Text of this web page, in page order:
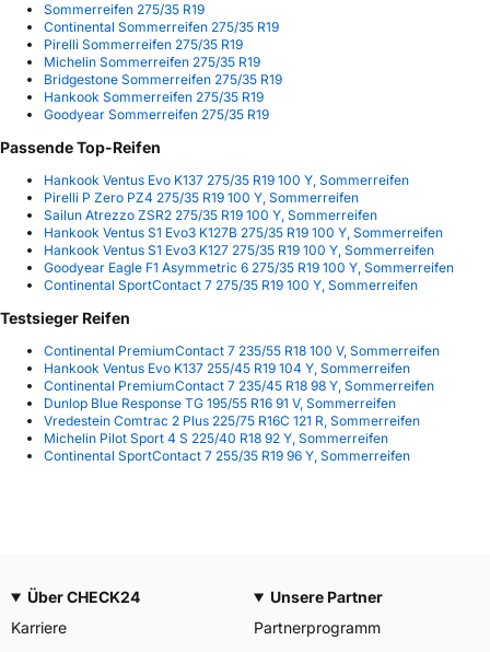
Sommerreifen 275/35 R19
Continental Sommerreifen 275/35 R19
Pirelli Sommerreifen 275/35 R19
Michelin Sommerreifen 275/35 R19
Bridgestone Sommerreifen 275/35 R19
Hankook Sommerreifen 275/35 R19
Goodyear Sommerreifen 275/35 R19
Passende Top-Reifen
Hankook Ventus Evo K137 275/35 R19 100 Y, Sommerreifen
Pirelli P Zero PZ4 275/35 R19 100 Y, Sommerreifen
Sailun Atrezzo ZSR2 275/35 R19 100 Y, Sommerreifen
Hankook Ventus S1 Evo3 K127B 275/35 R19 100 Y, Sommerreifen
Hankook Ventus S1 Evo3 K127 275/35 R19 100 Y, Sommerreifen
Goodyear Eagle F1 Asymmetric 6 275/35 R19 100 Y, Sommerreifen
Continental SportContact 7 275/35 R19 100 Y, Sommerreifen
Testsieger Reifen
Continental PremiumContact 7 235/55 R18 100 V, Sommerreifen
Hankook Ventus Evo K137 255/45 R19 104 Y, Sommerreifen
Continental PremiumContact 7 235/45 R18 98 Y, Sommerreifen
Dunlop Blue Response TG 195/55 R16 91 V, Sommerreifen
Vredestein Comtrac 2 Plus 225/75 R16C 121 R, Sommerreifen
Michelin Pilot Sport 4 S 225/40 R18 92 Y, Sommerreifen
Continental SportContact 7 255/35 R19 96 Y, Sommerreifen
Über CHECK24
Karriere
Unsere Partner
Partnerprogramm